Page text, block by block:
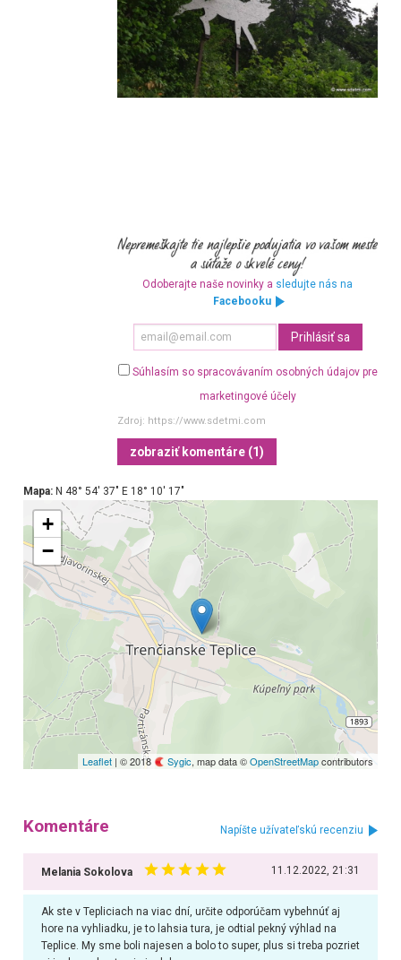
Odoberajte naše novinky a sledujte nás na
Facebooku
Súhlasím so spracovávaním osobných údajov pre
marketingové účely
Zdroj: https://www.sdetmi.com
zobraziť komentáre (1)
Mapa:N 48° 54′ 37″ E 18° 10′ 17″
+
−
Leaflet | © 2018 Sygic, map data ©OpenStreetMapcontributors
Komentáre Napíšte užívateľskú recenziu
Melania Sokolova 11.12.2022, 21:31
Ak ste v Tepliciach na viac dní, určite odporúčam vybehnúť aj
hore na vyhliadku, je to lahsia tura, je odtial pekný výhlad na
Teplice. My sme boli najesen a bolo to super, plus si treba pozriet